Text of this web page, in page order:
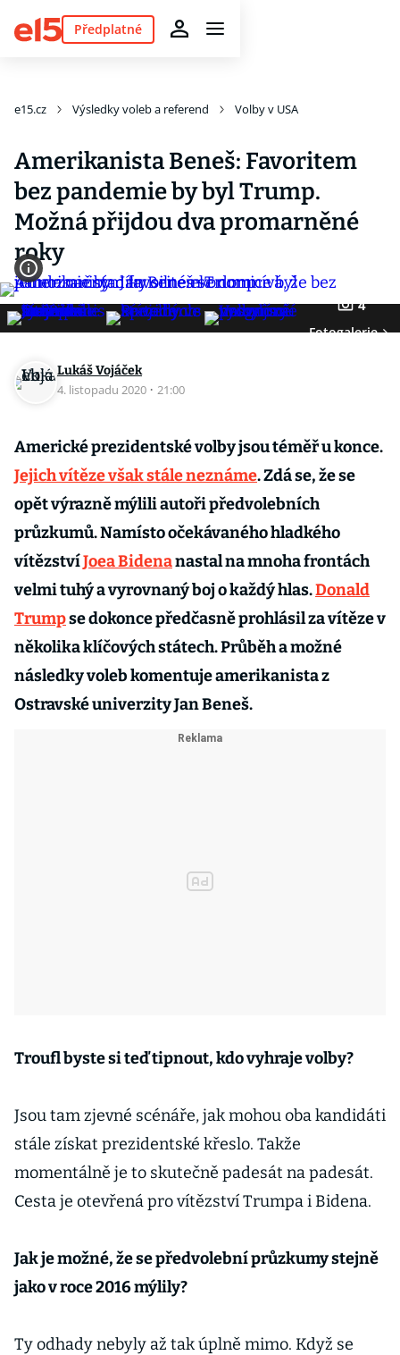
Předplatné
e15.cz Výsledky voleb a referend Volby v USA
Amerikanista Beneš: Favoritem
bez pandemie by byl Trump.
Možná přijdou dva promarněné
roky
4
Fotogalerie
Lukáš Vojáček
4. listopadu 2020 · 21:00
Americké prezidentské volby jsou téměř u konce.
Jejich vítěze však stále neznáme. Zdá se, že se
opět výrazně mýlili autoři předvolebních
průzkumů. Namísto očekávaného hladkého
vítězstvíJoea Bidenanastal na mnoha frontách
velmi tuhý a vyrovnaný boj o každý hlas.Donald
Trumpse dokonce předčasně prohlásil za vítěze v
několika klíčových státech. Průběh a možné
následky voleb komentuje amerikanista z
Ostravské univerzity Jan Beneš.
Troufl byste si teď tipnout, kdo vyhraje volby?
Jsou tam zjevné scénáře, jak mohou oba kandidáti
stále získat prezidentské křeslo. Takže
momentálně je to skutečně padesát na padesát.
Cesta je otevřená pro vítězství Trumpa i Bidena.
Jak je možné, že se předvolební průzkumy stejně
jako v roce 2016 mýlily?
Ty odhady nebyly až tak úplně mimo. Když se